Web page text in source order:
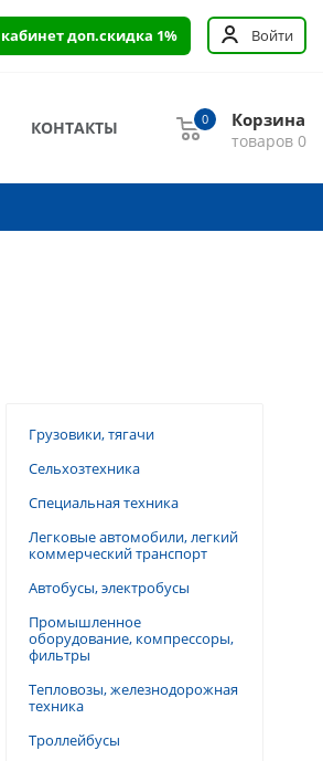
доп.скидка 1% Войти
КОНТАКТЫ Корзина
товаров 0
0
Грузовики, тягачи
Сельхозтехника
Специальная техника
Легковые автомобили, легкий
коммерческий транспорт
Автобусы, электробусы
Промышленное
оборудование, компрессоры,
фильтры
Тепловозы, железнодорожная
техника
Троллейбусы